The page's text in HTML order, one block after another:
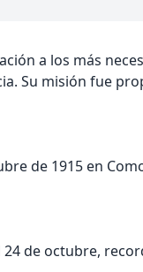
a los más
Su misión fue
de 1915 en
24 de octubre,